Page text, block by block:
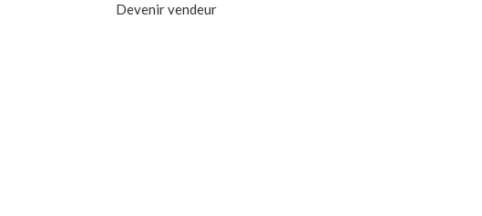
Devenir vendeur